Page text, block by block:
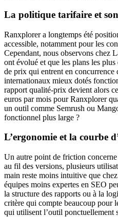
La politique tarifaire et
Ranxplorer a longtemps été
accessible, notamment pour les
Cependant, nous observons chez
ont évolué et que les plans les
de prix qui entrent en concurrence
internationaux mieux dotés
rapport qualité-prix devient alors
euros par mois pour Ranxplorer
un outil comme Semrush ou
fonctionnel plus large ?
L’ergonomie et la courbe
Un autre point de friction
au fil des versions, plusieurs
main reste moins intuitive que
équipes moins expertes en SEO
la structure des rapports ou à la
critère qui compte beaucoup pour
qui utilisent l’outil ponctuellement